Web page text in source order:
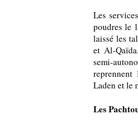
Les
poudres le
laissé les
et Al-
semi-
Laden et le
Les